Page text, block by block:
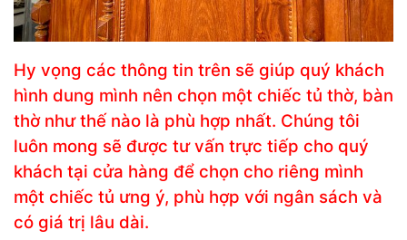
Hy vọng các thông tin trên sẽ giúp quý khách
hình dung mình nên chọn một chiếc tủ thờ, bàn
thờ như thế nào là phù hợp nhất. Chúng tôi
luôn mong sẽ được tư vấn trực tiếp cho quý
khách tại cửa hàng để chọn cho riêng mình
một chiếc tủ ưng ý, phù hợp với ngân sách và
có giá trị lâu dài.